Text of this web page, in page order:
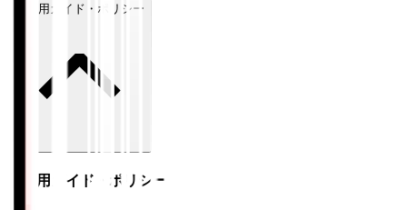
ご利用ガイド・ポリシー
ご利用ガイド・ポリシー